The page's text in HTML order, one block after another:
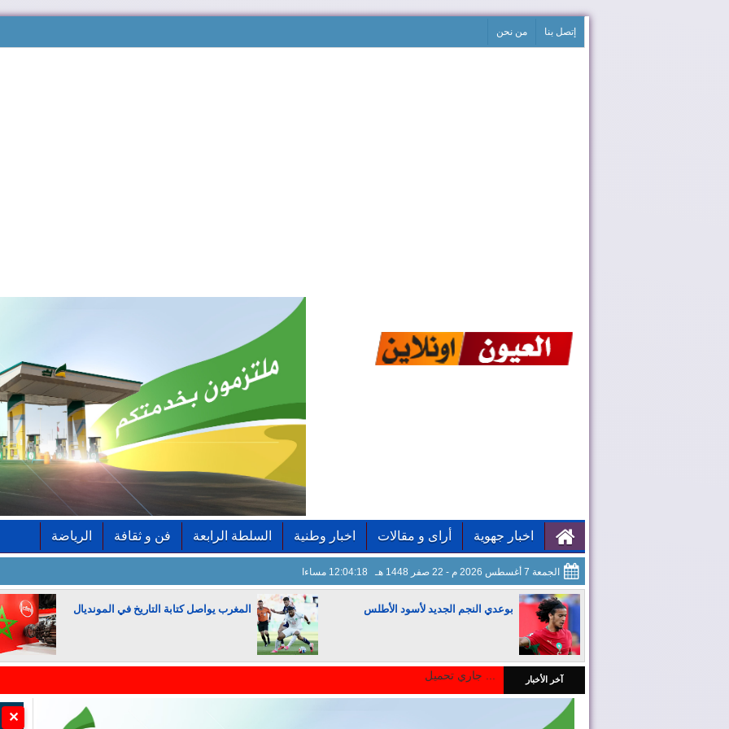
إتصل بنا من نحن
اخبار جهوية أراى و مقالات اخبار وطنية السلطة الرابعة فن و ثقافة الرياضة
الجمعة 7 أغسطس 2026 م - 22 صفر 1448 هـ 12:04:19 مساءا
بوعدي النجم الجديد لأسود الأطلس المغرب يواصل كتابة التاريخ في المونديال
المغرب يجذب كبار المستثمرين آخر الأخبار
✕